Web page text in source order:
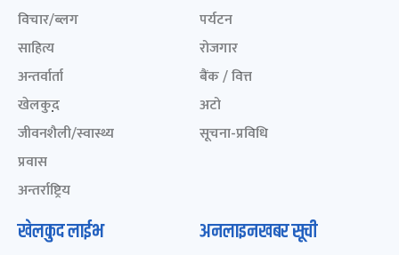
विचार/ब्लग
साहित्य
अन्तर्वार्ता
खेलकुद़़
जीवनशैली/स्वास्थ्य
प्रवास
अन्तर्राष्ट्रिय
पर्यटन
रोजगार
बैंक / वित्त
अटो
सूचना-प्रविधि
खेलकुद लाईभ अनलाइनखबर सूची